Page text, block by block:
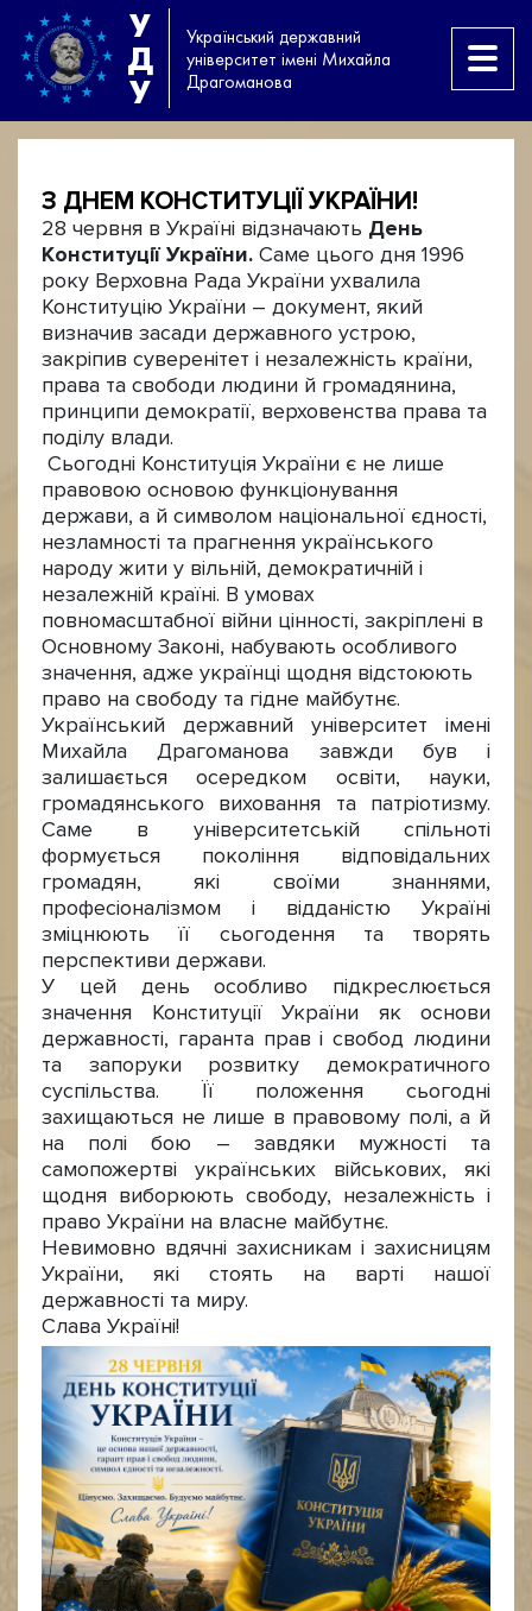
У
Д
У
Український державний
університет імені Михайла
Драгоманова
З ДНЕМ КОНСТИТУЦІЇ УКРАЇНИ!
28 червня в Україні відзначають День
Конституції України. Саме цього дня 1996
року Верховна Рада України ухвалила
Конституцію України – документ, який
визначив засади державного устрою,
закріпив суверенітет і незалежність країни,
права та свободи людини й громадянина,
принципи демократії, верховенства права та
поділу влади.
Сьогодні Конституція України є не лише
правовою основою функціонування
держави, а й символом національної єдності,
незламності та прагнення українського
народу жити у вільній, демократичній і
незалежній країні. В умовах
повномасштабної війни цінності, закріплені в
Основному Законі, набувають особливого
значення, адже українці щодня відстоюють
право на свободу та гідне майбутнє.
Український державний університет імені
Михайла Драгоманова завжди був і
залишається осередком освіти, науки,
громадянського виховання та патріотизму.
Саме в університетській спільноті
формується покоління відповідальних
громадян, які своїми знаннями,
професіоналізмом і відданістю Україні
зміцнюють її сьогодення та творять
перспективи держави.
У цей день особливо підкреслюється
значення Конституції України як основи
державності, гаранта прав і свобод людини
та запоруки розвитку демократичного
суспільства. Її положення сьогодні
захищаються не лише в правовому полі, а й
на полі бою – завдяки мужності та
самопожертві українських військових, які
щодня виборюють свободу, незалежність і
право України на власне майбутнє.
Невимовно вдячні захисникам і захисницям
України, які стоять на варті нашої
державності та миру.
Слава Україні!